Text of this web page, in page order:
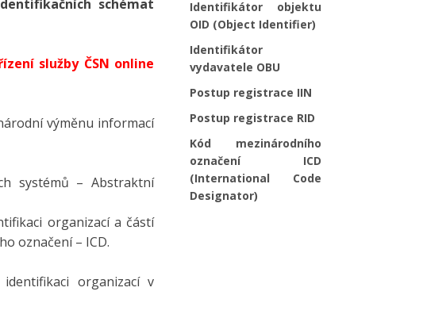
schémat
služby ČSN online
výměnu informací
systémů – Abstraktní
organizací a částí
označení – ICD.
organizací v
Identifikátor objektu
OID (Object Identifier)
Identifikátor
vydavatele OBU
Postup registrace IIN
Postup registrace RID
Kód mezinárodního
označení ICD
(International Code
Designator)